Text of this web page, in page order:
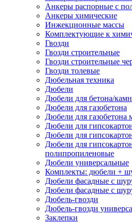
Анкеры распорные с
Анкеры химические
Инжекционные массы
Комплектующие к
Гвозди
Гвозди строительные
Гвозди строительные
Гвозди толевые
Дюбельная техника
Дюбели
Дюбели для бетона/
Дюбели для газобетона
Дюбели для газобетона
Дюбели для
Дюбели для
Дюбели для
полипропиленовые
Дюбели универсальные
Комплекты: дюбели +
Дюбели фасадные с
Дюбели фасадные с
Дюбель-гвозди
Дюбель-гвозди
Заклепки